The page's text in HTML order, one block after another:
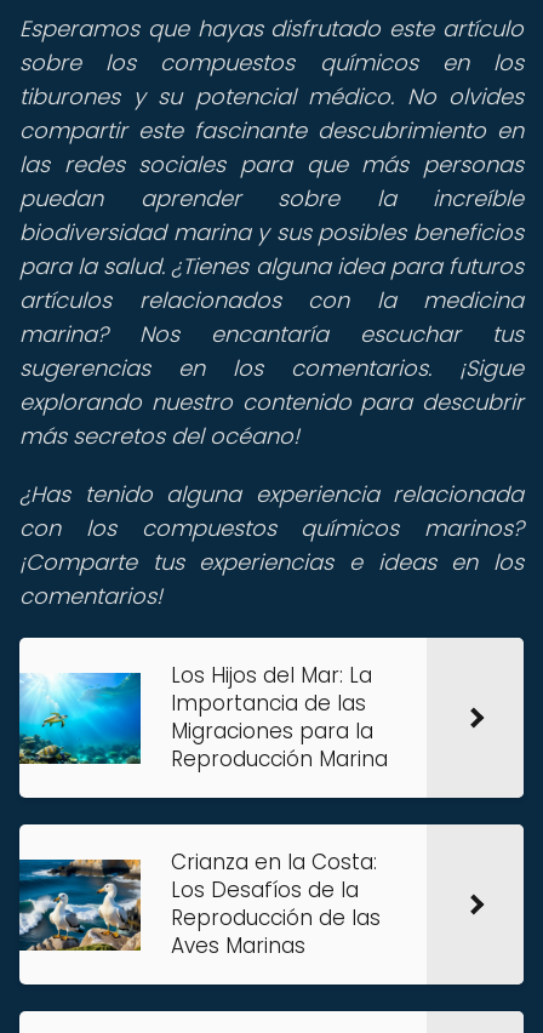
Esperamos que hayas disfrutado este artículo
sobre los compuestos químicos en los
tiburones y su potencial médico. No olvides
compartir este fascinante descubrimiento en
las redes sociales para que más personas
puedan aprender sobre la increíble
biodiversidad marina y sus posibles beneficios
para la salud. ¿Tienes alguna idea para futuros
artículos relacionados con la medicina
marina? Nos encantaría escuchar tus
sugerencias en los comentarios. ¡Sigue
explorando nuestro contenido para descubrir
más secretos del océano!
¿Has tenido alguna experiencia relacionada
con los compuestos químicos marinos?
¡Comparte tus experiencias e ideas en los
comentarios!
Los Hijos del Mar: La
Importancia de las
Migraciones para la
Reproducción Marina
Crianza en la Costa:
Los Desafíos de la
Reproducción de las
Aves Marinas